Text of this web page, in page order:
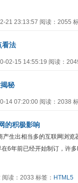
21 23:13:57 阅读：2055 标
看法
02-15 14:55:19 阅读：
秘
14 07:20:00 阅读：2038 标
的积极影响
产生出相当多的互联网浏
6年前已经开始制订，许
读：2033 标签： HTML5